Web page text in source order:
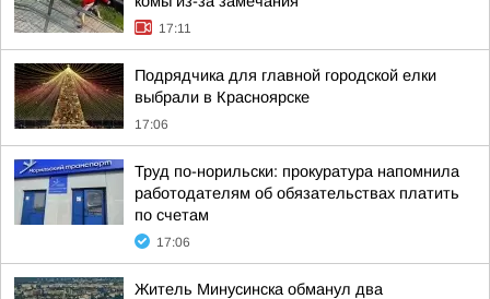
17:11
Подрядчика для главной городской елки
выбрали в Красноярске
17:06
Труд по-норильски: прокуратура напомнила
работодателям об обязательствах платить
по счетам
17:06
Житель Минусинска обманул два